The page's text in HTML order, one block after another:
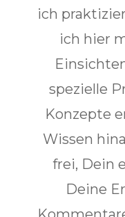
ich
ich hier
spezielle
Konzepte
Wissen
frei, Dein
Deine